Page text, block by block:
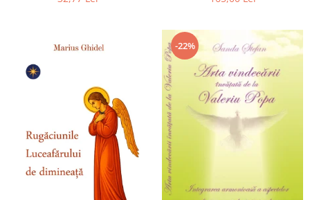
-22%